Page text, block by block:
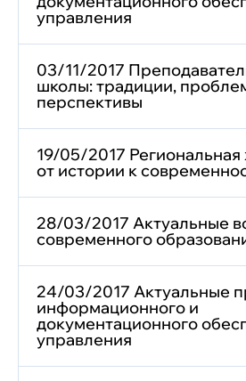
управления
03/11/2017
школы: традиции,
перспективы
19/05/2017
от истории к
28/03/2017 Актуальные
современного
24/03/2017 Актуальные
информационного и
документационного
управления